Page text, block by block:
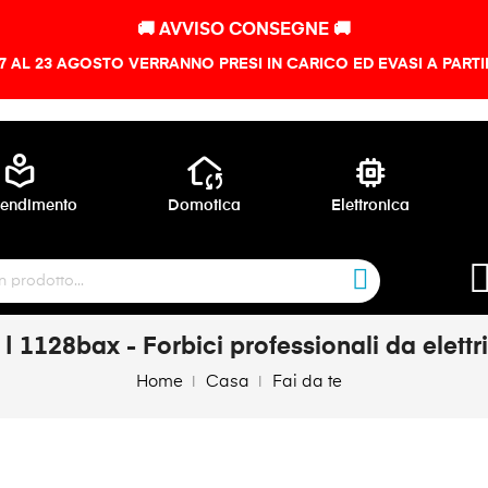
🚚 AVVISO CONSEGNE 🚚
AL 23 AGOSTO VERRANNO PRESI IN CARICO ED EVASI A
local_library wifi_home
Domotica
memory
Elettronica
| 1128bax - Forbici professionali da
Home Casa Fai da te